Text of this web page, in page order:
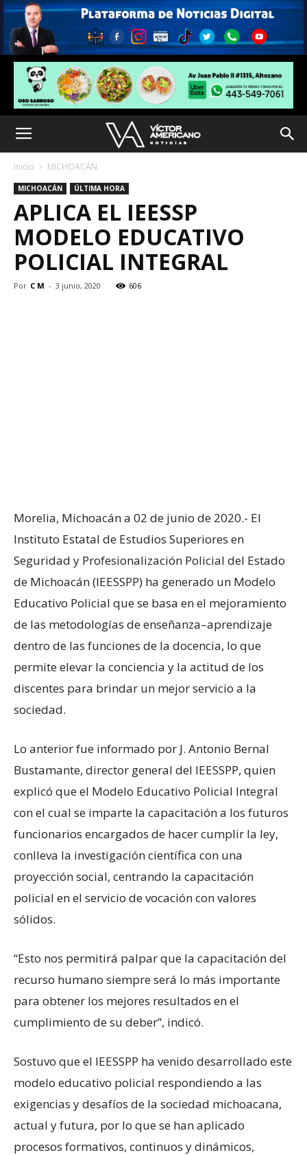
Inicio MICHOACÁN
MICHOACÁN ÚLTIMA HORA
APLICA EL IEESSP
MODELO EDUCATIVO
POLICIAL INTEGRAL
Por C M - 3 junio, 2020 606
Morelia, Michoacán a 02 de junio de 2020.- El
Instituto Estatal de Estudios Superiores en
Seguridad y Profesionalización Policial del Estado
de Michoacán (IEESSPP) ha generado un Modelo
Educativo Policial que se basa en el mejoramiento
de las metodologías de enseñanza–aprendizaje
dentro de las funciones de la docencia, lo que
permite elevar la conciencia y la actitud de los
discentes para brindar un mejor servicio a la
sociedad.
Lo anterior fue informado por J. Antonio Bernal
Bustamante, director general del IEESSPP, quien
explicó que el Modelo Educativo Policial Integral
con el cual se imparte la capacitación a los futuros
funcionarios encargados de hacer cumplir la ley,
conlleva la investigación científica con una
proyección social, centrando la capacitación
policial en el servicio de vocación con valores
sólidos.
“Esto nos permitirá palpar que la capacitación del
recurso humano siempre será lo más importante
para obtener los mejores resultados en el
cumplimiento de su deber”, indicó.
Sostuvo que el IEESSPP ha venido desarrollado este
modelo educativo policial respondiendo a las
exigencias y desafíos de la sociedad michoacana,
actual y futura, por lo que se han aplicado
procesos formativos, continuos y dinámicos,